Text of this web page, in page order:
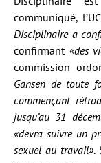
communiqué,
Disciplinaire a
confirmant «des
commission
Gansen de toute
commençant
jusqu’au 31
«devra suivre un
sexuel au travail».